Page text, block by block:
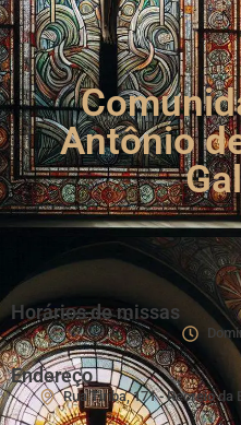
Antônio
Horários de missas
Endereço
Rua Tiriba, 171 - Recreio da